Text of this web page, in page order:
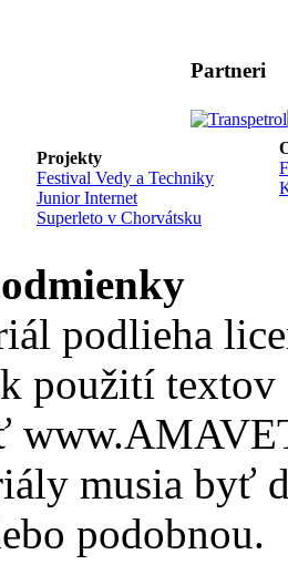
Partneri
Projekty
Festival Vedy a Techniky
Junior Internet
Superleto v Chorvátsku
podlieha
použití textov
musia byť
podobnou.